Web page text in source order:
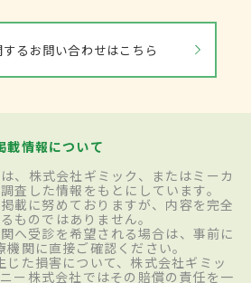
るお問い合わせはこちら
載情報について
、株式会社ギミック、またはミーカ
査した情報をもとにしています。
載に努めておりますが、内容を完全
ものではありません。
へ受診を希望される場合は、事前に
関に直接ご確認ください。
じた損害について、株式会社ギミッ
ー株式会社ではその賠償の責任を一